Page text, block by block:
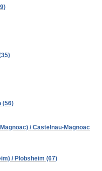
(56)
/ Castelnau-Magnoac
/ Plobsheim (67)